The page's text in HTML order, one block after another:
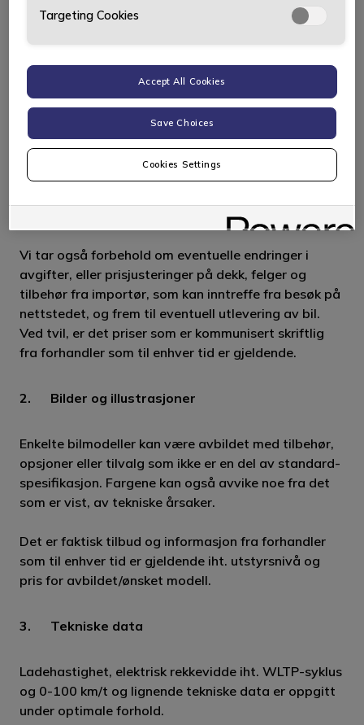
vrakpant og levering til importør. Pristillegg kan
dette ikke er spesifisert.
Bertel O. Steen Detalj tar forbehold om feil på
nettsiden, feil i spesifikasjoner eller feil
kampanjeinformasjon som følge av forsinket
oppdatering av nettsiden. Enkelte produkter og
Vi tar også forbehold om eventuelle endringer i
avgifter, eller prisjusteringer på dekk, felger og
tilbehør fra importør, som kan inntreffe fra besøk på
nettstedet, og frem til eventuell utlevering av bil.
Ved tvil, er det priser som er kommunisert skriftlig
fra forhandler som til enhver tid er gjeldende.
2. Bilder og illustrasjoner
Enkelte bilmodeller kan være avbildet med tilbehør,
opsjoner eller tilvalg som ikke er en del av standard-
spesifikasjon. Fargene kan også avvike noe fra det
som er vist, av tekniske årsaker.
Det er faktisk tilbud og informasjon fra forhandler
som til enhver tid er gjeldende iht. utstyrsnivå og
pris for avbildet/ønsket modell.
3. Tekniske data
Ladehastighet, elektrisk rekkevidde iht. WLTP-syklus
og 0-100 km/t og lignende tekniske data er oppgitt
under optimale forhold.
Targeting Cookies
Accept All Cookies
Save Choices
Cookies Settings